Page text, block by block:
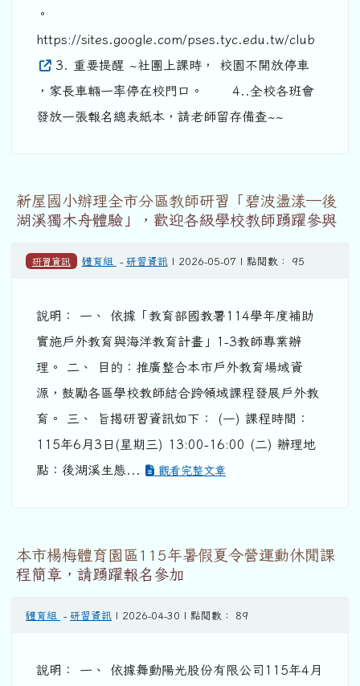
。
https://sites.google.com/pses.tyc.edu.tw/club
3. 重要提醒 ~社團上課時， 校園不開放停車
，家長車輛一率停在校門口。 4..全校各班會
發放一張報名總表紙本，請老師留存備查~~
新屋國小辦理全市分區教師研習「碧波盪漾─後
湖溪獨木舟體驗」，歡迎各級學校教師踴躍參與
研習資訊 體育組 - 研習資訊| 2026-05-07 | 點閱數： 95
說明： 一、 依據「教育部國教署114學年度補助
實施戶外教育與海洋教育計畫」1-3教師專業辦
理。 二、 目的：推廣整合本市戶外教育場域資
源，鼓勵各區學校教師結合跨領域課程發展戶外教
育。 三、 旨揭研習資訊如下： (一) 課程時間：
115年6月3日(星期三) 13:00-16:00 (二) 辦理地
點：後湖溪生態...
觀看完整文章
本市楊梅體育園區115年暑假夏令營運動休閒課
程簡章，請踴躍報名參加
體育組 - 研習資訊 | 2026-04-30 | 點閱數： 89
說明： 一、 依據舞動陽光股份有限公司115年4月